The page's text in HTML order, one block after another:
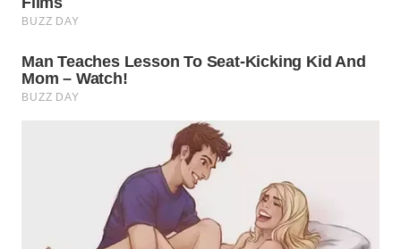
BINJAI
WN
CIREBON